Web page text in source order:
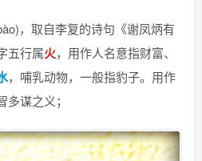
， 取自李复的诗句《谢凤炳有
五行属火，用作人名意指财富、
，哺乳动物，一般指豹子。用作
谋之义；